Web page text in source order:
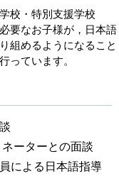
校・特別支援学校
要なお子様が，日本語
組めるようになること
っています。
ーターとの面談
による日本語指導